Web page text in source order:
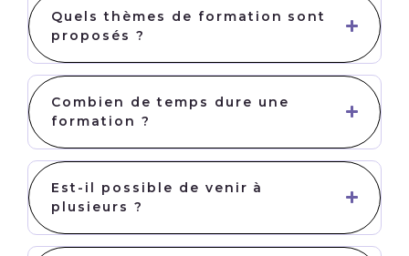
Quels thèmes de formation sont
proposés ?
Combien de temps dure une
formation ?
Est-il possible de venir à
plusieurs ?